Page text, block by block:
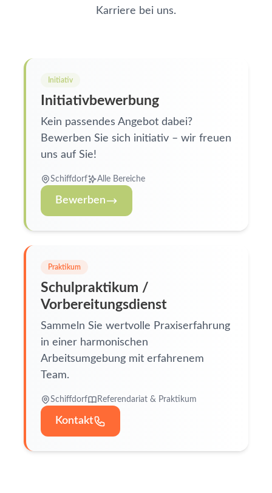
Karriere bei uns.
Initiativ
Initiativbewerbung
Kein passendes Angebot dabei?
Bewerben Sie sich initiativ – wir freuen
uns auf Sie!
Schiffdorf Alle Bereiche
Bewerben
Praktikum
Schulpraktikum /
Vorbereitungsdienst
Sammeln Sie wertvolle Praxiserfahrung
in einer harmonischen
Arbeitsumgebung mit erfahrenem
Team.
Schiffdorf Referendariat & Praktikum
Kontakt